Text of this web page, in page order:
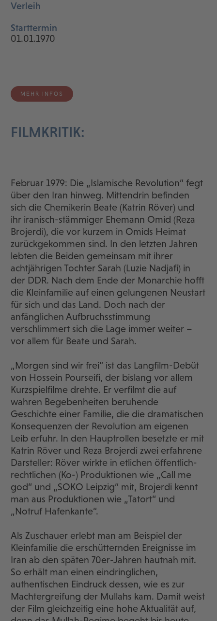
Verleih
Starttermin
01.01.1970
MEHR INFOS
FILMKRITIK:
Februar 1979: Die „Islamische Revolution“ fegt
über den Iran hinweg. Mittendrin befinden
sich die Chemikerin Beate (Katrin Röver) und
ihr iranisch-stämmiger Ehemann Omid (Reza
Brojerdi), die vor kurzem in Omids Heimat
zurückgekommen sind. In den letzten Jahren
lebten die Beiden gemeinsam mit ihrer
achtjährigen Tochter Sarah (Luzie Nadjafi) in
der DDR. Nach dem Ende der Monarchie hofft
die Kleinfamilie auf einen gelungenen Neustart
für sich und das Land. Doch nach der
anfänglichen Aufbruchsstimmung
verschlimmert sich die Lage immer weiter –
vor allem für Beate und Sarah.
„Morgen sind wir frei“ ist das Langfilm-Debüt
von Hossein Pourseifi, der bislang vor allem
Kurzspielfilme drehte. Er verfilmt die auf
wahren Begebenheiten beruhende
Geschichte einer Familie, die die dramatischen
Konsequenzen der Revolution am eigenen
Leib erfuhr. In den Hauptrollen besetzte er mit
Katrin Röver und Reza Brojerdi zwei erfahrene
Darsteller: Röver wirkte in etlichen öffentlich-
rechtlichen (Ko-) Produktionen wie „Call me
god“ und „SOKO Leipzig“ mit, Brojerdi kennt
man aus Produktionen wie „Tatort“ und
„Notruf Hafenkante“.
Als Zuschauer erlebt man am Beispiel der
Kleinfamilie die erschütternden Ereignisse im
Iran ab den späten 70er-Jahren hautnah mit.
So erhält man einen eindringlichen,
authentischen Eindruck dessen, wie es zur
Machtergreifung der Mullahs kam. Damit weist
der Film gleichzeitig eine hohe Aktualität auf,